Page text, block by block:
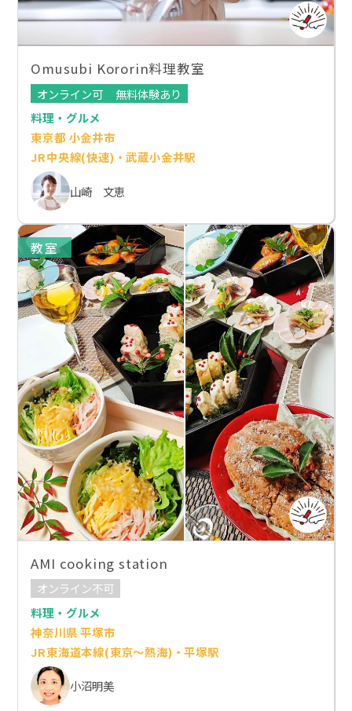
Omusubi Kororin料理教室
オンライン可
無料体験あり
料理・グルメ
東京都 小金井市
JR中央線(快速)・武蔵小金井駅
山崎 文恵
教室
AMI cooking station
オンライン不可
料理・グルメ
神奈川県 平塚市
JR東海道本線(東京～熱海)・平塚駅
小沼明美